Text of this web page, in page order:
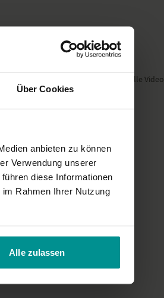
Über Cookies
anbieten zu können
Verwendung unserer
diese Informationen
Rahmen Ihrer Nutzung
Alle zulassen
lang. Vielen Dank für das tolle Video
lange Endentspannung